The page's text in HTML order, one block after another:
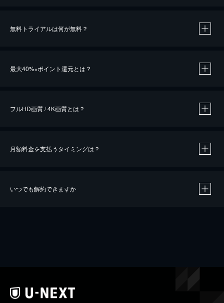
無料トライアルは何が無料？
最大40%※ポイント還元とは？
※40％ポイント還元の対象は、クレジットカード決済による作品の購入 / レンタルです。
iOSアプリのUコイン決済による作品の購入 / レンタルは、20％のポイント還元です。
フルHD画質 / 4K画質とは？
月額料金を支払うタイミングは？
いつでも解約できますか